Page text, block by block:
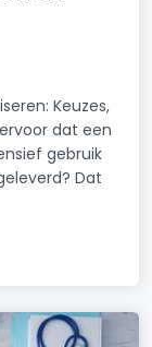
Keuzes,
dat een
gebruik
Dat